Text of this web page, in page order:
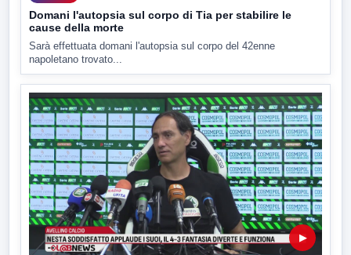
Domani l'autopsia sul corpo di Tia per stabilire le
cause della morte
Sarà effettuata domani l'autopsia sul corpo del 42enne
napoletano trovato...
▶